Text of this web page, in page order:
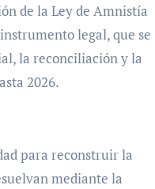
legal, que se
la reconciliación y la
2026.
para reconstruir la
mediante la